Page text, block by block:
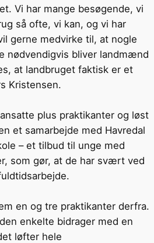
Vi har mange besøgende, vi
så ofte, vi kan, og vi har
gerne medvirke til, at nogle
nødvendigvis bliver landmænd
at landbruget faktisk er et
Kristensen.
plus praktikanter og løst
et samarbejde med Havredal
– et tilbud til unge med
som gør, at de har svært ved
en og tre praktikanter derfra.
enkelte bidrager med en
løfter hele